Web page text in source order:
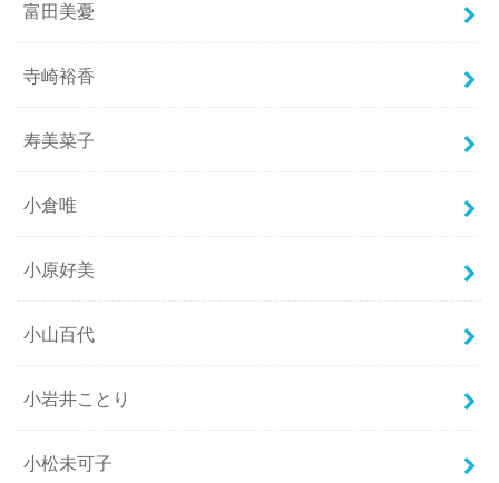
富田美憂
寺崎裕香
寿美菜子
小倉唯
小原好美
小山百代
小岩井ことり
小松未可子